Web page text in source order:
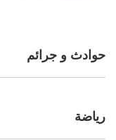
حوادث و جرائم
رياضة